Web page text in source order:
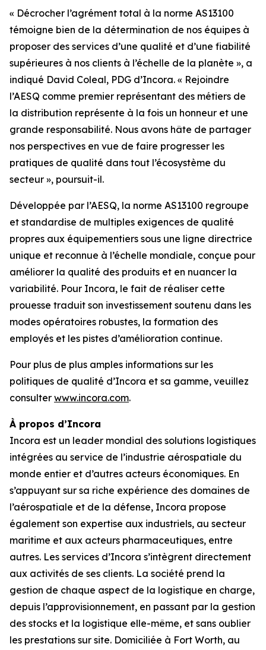
« Décrocher l’agrément total à la norme AS13100
témoigne bien de la détermination de nos équipes à
proposer des services d’une qualité et d’une fiabilité
supérieures à nos clients à l’échelle de la planète », a
indiqué David Coleal, PDG d’Incora. « Rejoindre
l’AESQ comme premier représentant des métiers de
la distribution représente à la fois un honneur et une
grande responsabilité. Nous avons hâte de partager
nos perspectives en vue de faire progresser les
pratiques de qualité dans tout l’écosystème du
secteur », poursuit-il.
Développée par l’AESQ, la norme AS13100 regroupe
et standardise de multiples exigences de qualité
propres aux équipementiers sous une ligne directrice
unique et reconnue à l’échelle mondiale, conçue pour
améliorer la qualité des produits et en nuancer la
variabilité. Pour Incora, le fait de réaliser cette
prouesse traduit son investissement soutenu dans les
modes opératoires robustes, la formation des
employés et les pistes d’amélioration continue.
Pour plus de plus amples informations sur les
politiques de qualité d’Incora et sa gamme, veuillez
consulter www.incora.com.
À propos d’Incora
Incora est un leader mondial des solutions logistiques
intégrées au service de l’industrie aérospatiale du
monde entier et d’autres acteurs économiques. En
s’appuyant sur sa riche expérience des domaines de
l’aérospatiale et de la défense, Incora propose
également son expertise aux industriels, au secteur
maritime et aux acteurs pharmaceutiques, entre
autres. Les services d’Incora s’intègrent directement
aux activités de ses clients. La société prend la
gestion de chaque aspect de la logistique en charge,
depuis l’approvisionnement, en passant par la gestion
des stocks et la logistique elle-même, et sans oublier
les prestations sur site. Domiciliée à Fort Worth, au